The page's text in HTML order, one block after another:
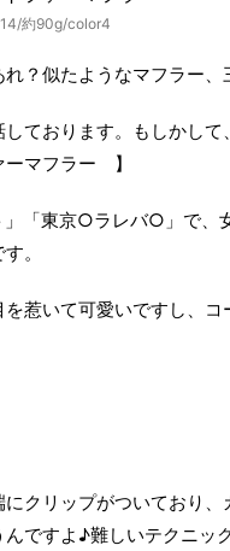
約90g/color4
？似たようなマフラー、
ております。もしかし
マフラー 】
「東京○ラレバ○」で、
。
惹いて可愛いですし、コ
クリップがついており、
ですよ♪難しいテクニッ